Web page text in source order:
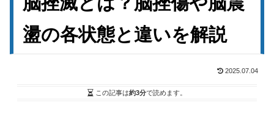
盪の各状態と違いを解説
2025.07.04
この記事は約3分で読めます。